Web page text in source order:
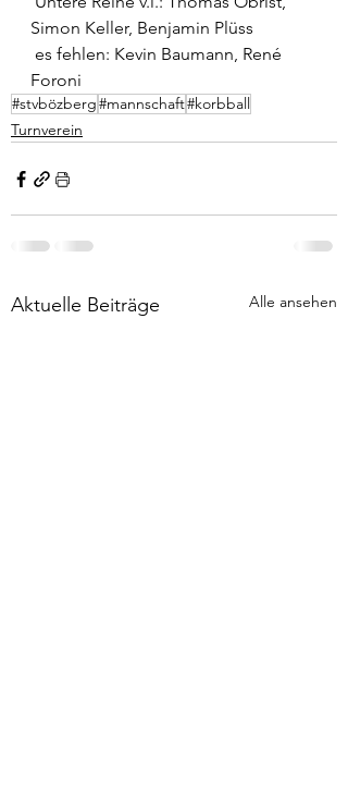
Simon Keller, Benjamin Plüss
Foroni
#stvbözberg#mannschaft#korbball
Turnverein
Aktuelle Beiträge Alle ansehen